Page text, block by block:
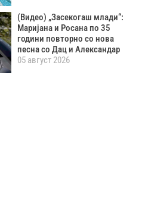
(Видео) „Засекогаш млади“:
Маријана и Росана по 35
години повторно со нова
песна со Дац и Александар
05 август 2026